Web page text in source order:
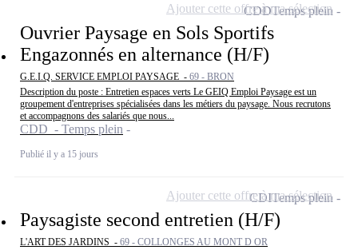
Ouvrier Paysage en Sols Sportifs
Engazonnés en alternance (H/F)
G.E.I.Q. SERVICE EMPLOI PAYSAGE - 69 - BRON
Description du poste : Entretien espaces verts Le GEIQ Emploi Paysage est un
groupement d'entreprises spécialisées dans les métiers du paysage. Nous recrutons
et accompagnons des salariés que nous...
CDD - Temps plein
Publié il y a 15 jours
CDDTemps plein
Ajouter cette offre à ma sélection
Paysagiste second entretien (H/F)
L'ART DES JARDINS - 69 - COLLONGES AU MONT D OR
CDITemps plein
Ajouter cette offre à ma sélection